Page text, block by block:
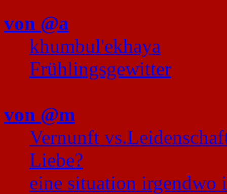
von @a
khumbul'ekhaya
Frühlingsgewitter
von @m
Vernunft
Liebe?
eine situation irgendwo